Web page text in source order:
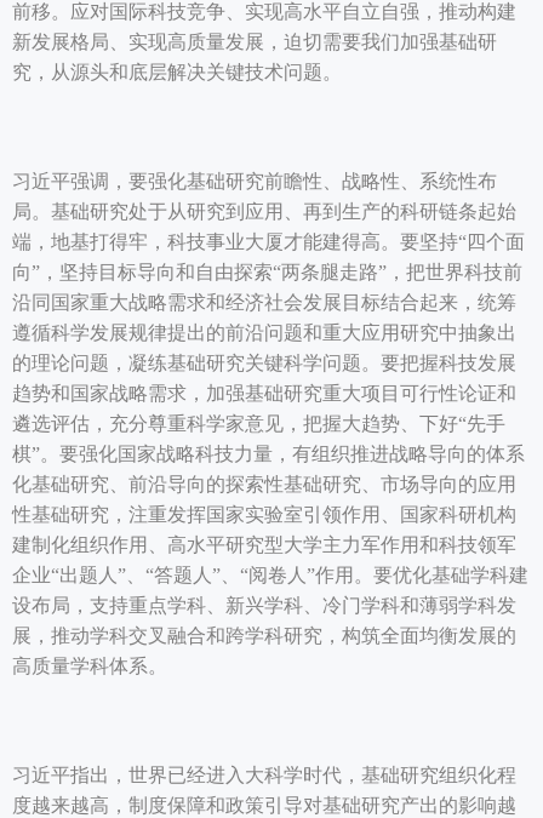
前移。应对国际科技竞争、实现高水平自立自强，推动构建
新发展格局、实现高质量发展，迫切需要我们加强基础研
究，从源头和底层解决关键技术问题。
习近平强调，要强化基础研究前瞻性、战略性、系统性布
局。基础研究处于从研究到应用、再到生产的科研链条起始
端，地基打得牢，科技事业大厦才能建得高。要坚持“四个面
向”，坚持目标导向和自由探索“两条腿走路”，把世界科技前
沿同国家重大战略需求和经济社会发展目标结合起来，统筹
遵循科学发展规律提出的前沿问题和重大应用研究中抽象出
的理论问题，凝练基础研究关键科学问题。要把握科技发展
趋势和国家战略需求，加强基础研究重大项目可行性论证和
遴选评估，充分尊重科学家意见，把握大趋势、下好“先手
棋”。要强化国家战略科技力量，有组织推进战略导向的体系
化基础研究、前沿导向的探索性基础研究、市场导向的应用
性基础研究，注重发挥国家实验室引领作用、国家科研机构
建制化组织作用、高水平研究型大学主力军作用和科技领军
企业“出题人”、“答题人”、“阅卷人”作用。要优化基础学科建
设布局，支持重点学科、新兴学科、冷门学科和薄弱学科发
展，推动学科交叉融合和跨学科研究，构筑全面均衡发展的
高质量学科体系。
习近平指出，世界已经进入大科学时代，基础研究组织化程
度越来越高，制度保障和政策引导对基础研究产出的影响越